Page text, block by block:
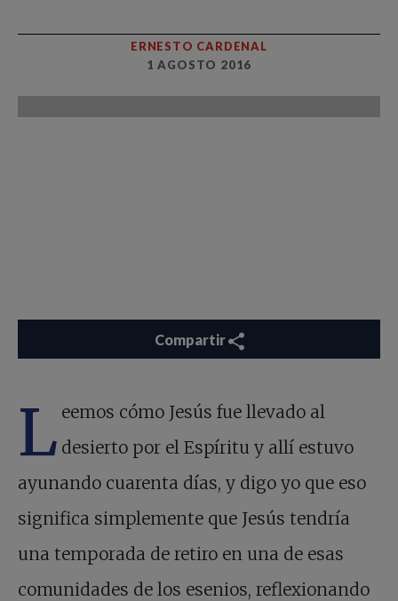
ERNESTO CARDENAL
1 AGOSTO 2016
Compartir
L eemos cómo Jesús fue llevado al
desierto por el Espíritu y allí estuvo
ayunando cuarenta días, y digo yo que eso
significa simplemente que Jesús tendría
una temporada de retiro en una de esas
comunidades de los esenios, reflexionando